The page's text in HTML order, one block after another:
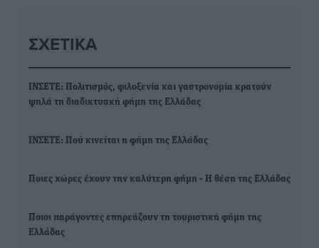
ΣΧΕΤΙΚΆ
ΙΝΣΕΤΕ: Πολιτισμός, φιλοξενία και γαστρονομία κρατούν
ψηλά τη διαδικτυακή φήμη της Ελλάδας
ΙΝΣΕΤΕ: Πού κινείται η φήμη της Ελλάδας
Ποιες χώρες έχουν την καλύτερη φήμη - Η θέση της Ελλάδας
Ποιοι παράγοντες επηρεάζουν τη τουριστική φήμη της
Ελλάδας